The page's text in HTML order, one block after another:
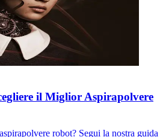
il Miglior Aspirapolvere
robot? Segui la nostra guida